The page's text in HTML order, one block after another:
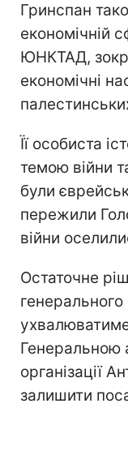
Гринспан
економічній
ЮНКТАД,
економічні
Її особиста
темою війни
були
пережили
війни
Остаточне
Генеральною
організації
залишити